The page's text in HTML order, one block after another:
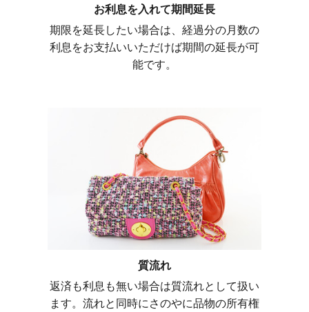
お利息を入れて期間延長
期限を延長したい場合は、経過分の月数の
利息をお支払いいただけば期間の延長が可
能です。
質流れ
返済も利息も無い場合は質流れとして扱い
ます。流れと同時にさのやに品物の所有権